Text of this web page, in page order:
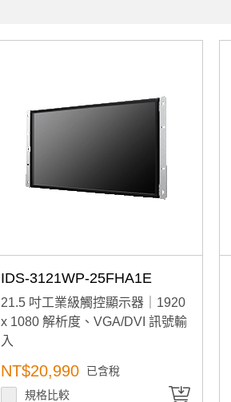
IDS-3121WP-25FHA1E
21.5 吋工業級觸控顯示器｜1920
x 1080 解析度、VGA/DVI 訊號輸
入
NT$20,990
已含稅
規格比較